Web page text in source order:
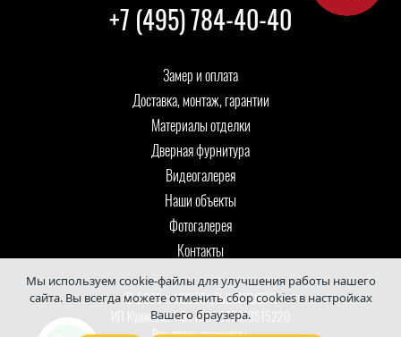
+7 (495) 784-40-40
Замер и оплата
Доставка, монтаж, гарантии
Материалы отделки
Дверная фурнитура
Видеогалерея
Наши объекты
Фотогалерея
Контакты
© 2026 г. МОССТАЛЬКОМПЛЕКТ
ИП Кудинова Т.В., ИНН 502013515220
Мы используем cookie-файлы для улучшения работы нашего
сайта. Вы всегда можете отменить сбор cookies в настройках
Вашего браузера.